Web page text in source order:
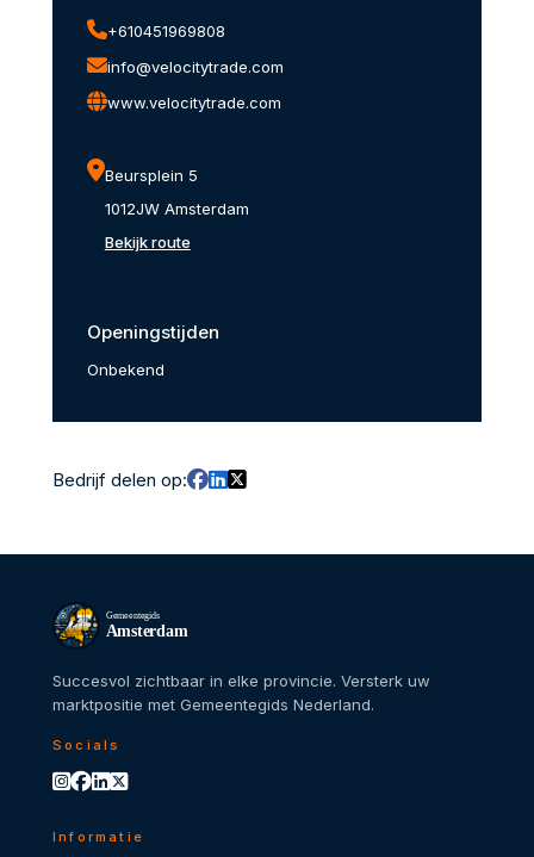
+610451969808
info@velocitytrade.com
www.velocitytrade.com
Beursplein 5
1012JW Amsterdam
Bekijk route
Openingstijden
Onbekend
Bedrijf delen op:
Gemeentegids
Amsterdam
Succesvol zichtbaar in elke provincie. Versterk uw
marktpositie met Gemeentegids Nederland.
Socials
Informatie